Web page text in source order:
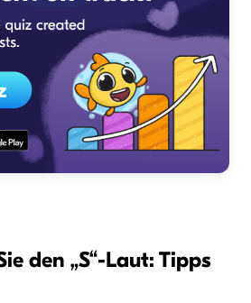
den „S“-Laut: Tipps